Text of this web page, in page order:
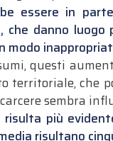
essere in
che danno
modo
questi
territoriale, che
sembra
risulta più
risultano